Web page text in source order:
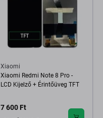
Xiaomi
Xiaomi Redmi Note 8 Pro -
LCD Kijelző + Érintőüveg TFT
7 600 Ft